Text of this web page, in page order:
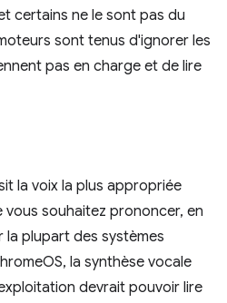
certains ne le sont pas du
sont tenus d'ignorer les
pas en charge et de lire
la voix la plus appropriée
souhaitez prononcer, en
la plupart des systèmes
la synthèse vocale
devrait pouvoir lire